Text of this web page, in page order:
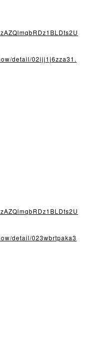
detail/02ijj1j6zza31.
detail/023wbrtpaka3